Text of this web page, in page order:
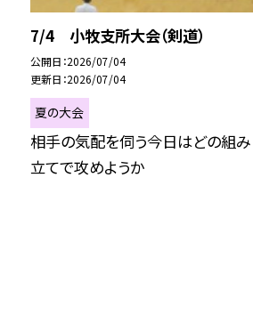
7/4 小牧支所大会（剣道）
公開日 2026/07/04
更新日 2026/07/04
夏の大会
相手の気配を伺う今日はどの組み
立てで攻めようか